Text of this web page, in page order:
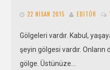
22 NISAN 2015 EDITÖR
Gölgeleri vardır. Kabul,
şeyin gölgesi vardır.
gölge. Üstünüze…